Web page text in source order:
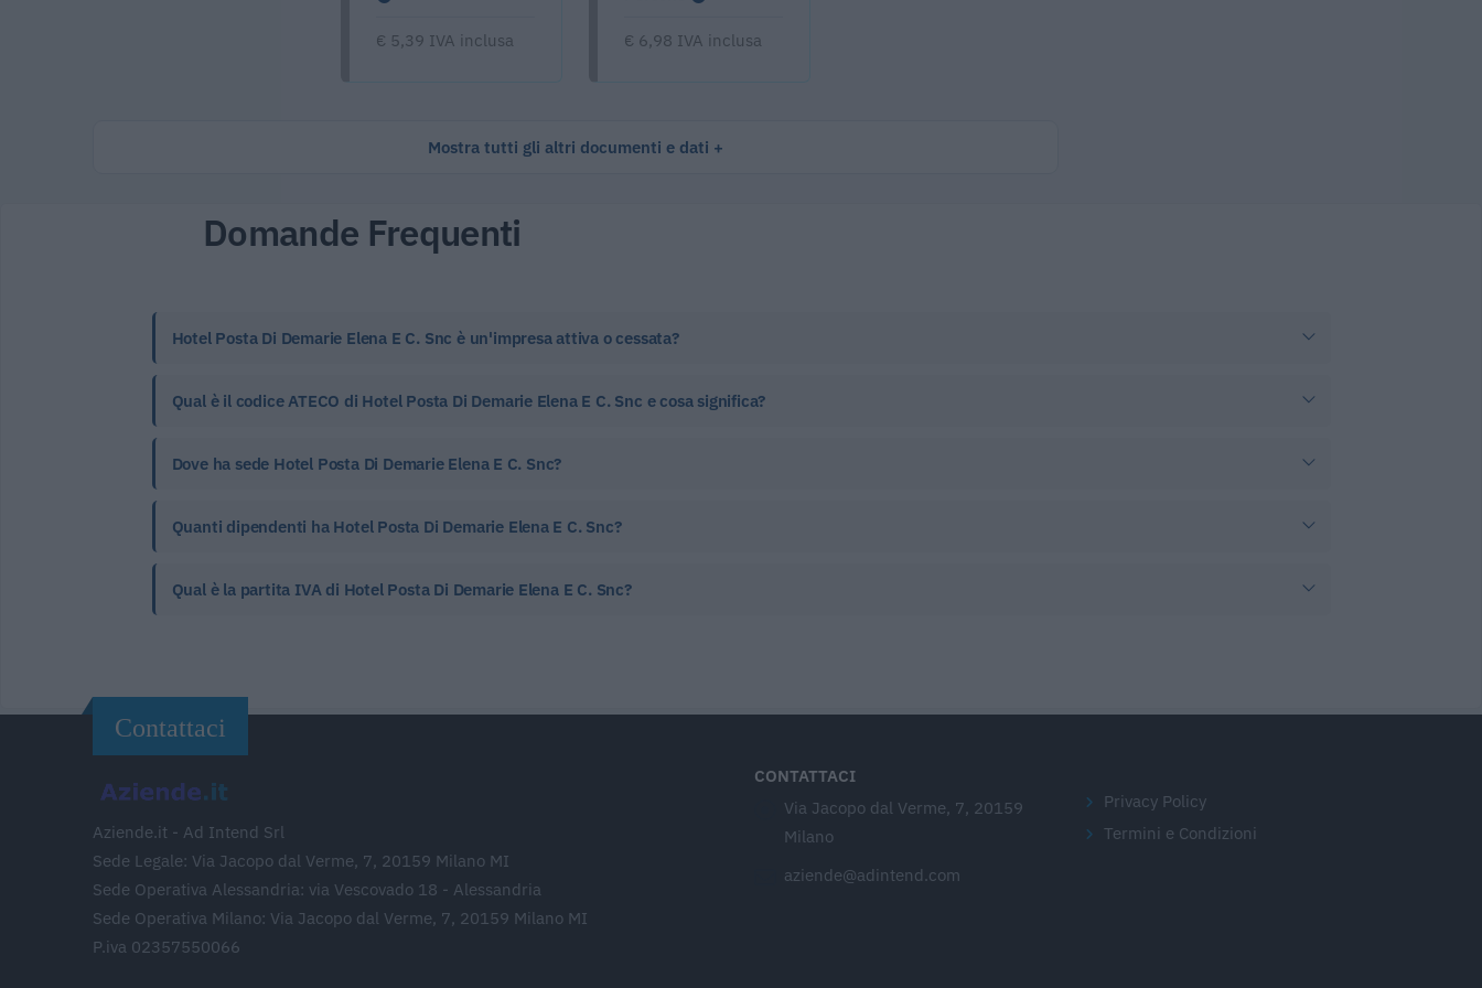
€ 5,39 IVA inclusa € 6,98 IVA inclusa
Mostra tutti gli altri documenti e dati
Domande Frequenti
Hotel Posta Di Demarie Elena E C. Snc è un'impresa attiva o cessata?
Qual è il codice ATECO di Hotel Posta Di Demarie Elena E C. Snc e cosa significa?
Dove ha sede Hotel Posta Di Demarie Elena E C. Snc?
Quanti dipendenti ha Hotel Posta Di Demarie Elena E C. Snc?
Qual è la partita IVA di Hotel Posta Di Demarie Elena E C. Snc?
Contattaci
Aziende.it - Ad Intend Srl
Sede Legale: Via Jacopo dal Verme, 7, 20159 Milano MI
Sede Operativa Alessandria: via Vescovado 18 - Alessandria
Sede Operativa Milano: Via Jacopo dal Verme, 7, 20159 Milano MI
P.iva 02357550066
CONTATTACI
Via Jacopo dal Verme, 7, 20159
Milano
aziende@adintend.com
Privacy Policy
Termini e Condizioni